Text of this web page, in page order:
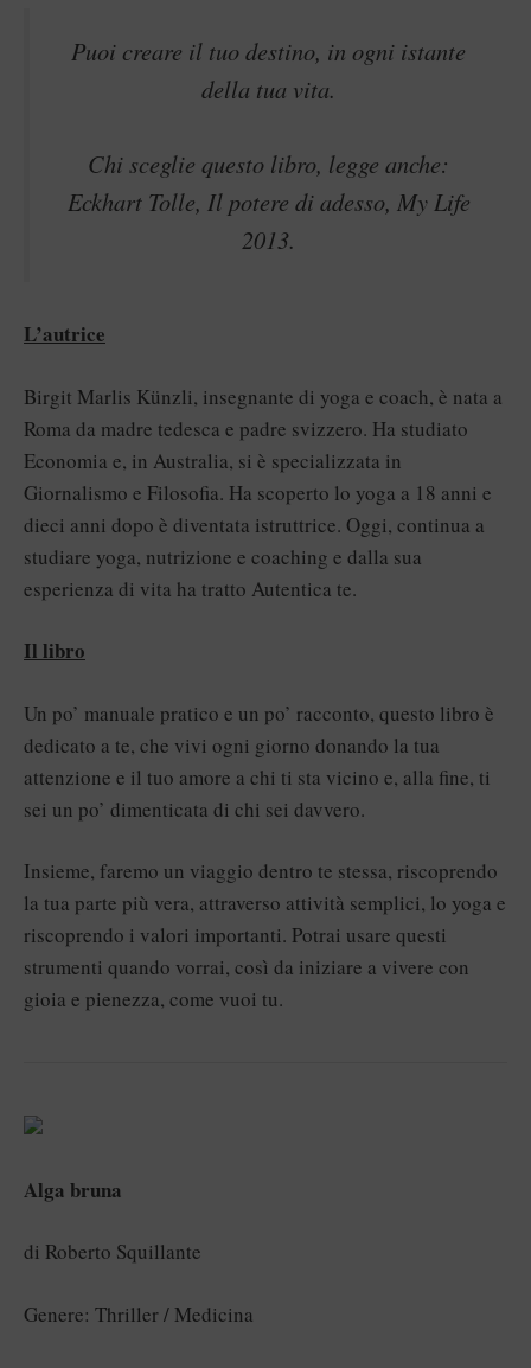
Puoi creare il tuo destino, in ogni istante
della tua vita.
Chi sceglie questo libro, legge anche:
Eckhart Tolle, Il potere di adesso, My Life
2013.
L’autrice
Birgit Marlis Künzli, insegnante di yoga e coach, è nata a
Roma da madre tedesca e padre svizzero. Ha studiato
Economia e, in Australia, si è specializzata in
Giornalismo e Filosofia. Ha scoperto lo yoga a 18 anni e
dieci anni dopo è diventata istruttrice. Oggi, continua a
studiare yoga, nutrizione e coaching e dalla sua
esperienza di vita ha tratto Autentica te.
Il libro
Un po’ manuale pratico e un po’ racconto, questo libro è
dedicato a te, che vivi ogni giorno donando la tua
attenzione e il tuo amore a chi ti sta vicino e, alla fine, ti
sei un po’ dimenticata di chi sei davvero.
Insieme, faremo un viaggio dentro te stessa, riscoprendo
la tua parte più vera, attraverso attività semplici, lo yoga e
riscoprendo i valori importanti. Potrai usare questi
strumenti quando vorrai, così da iniziare a vivere con
gioia e pienezza, come vuoi tu.
Alga bruna
di Roberto Squillante
Genere: Thriller / Medicina